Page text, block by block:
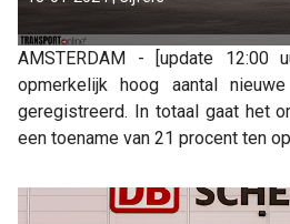
AMSTERDAM - [update
opmerkelijk hoog aantal
geregistreerd. In totaal gaat het
een toename van 21 procent ten